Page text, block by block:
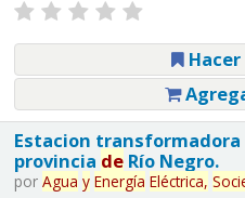
Hacer
Estacion transformadora
provincia deRío Negro.
por Agua y Energía Eléctrica,